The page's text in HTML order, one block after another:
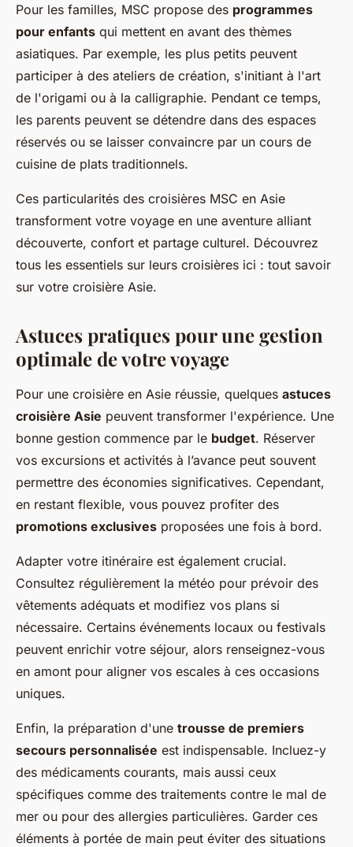
Pour les familles, MSC propose des programmes
pour enfants qui mettent en avant des thèmes
asiatiques. Par exemple, les plus petits peuvent
participer à des ateliers de création, s'initiant à l'art
de l'origami ou à la calligraphie. Pendant ce temps,
les parents peuvent se détendre dans des espaces
réservés ou se laisser convaincre par un cours de
cuisine de plats traditionnels.
Ces particularités des croisières MSC en Asie
transforment votre voyage en une aventure alliant
découverte, confort et partage culturel. Découvrez
tous les essentiels sur leurs croisières ici : tout savoir
sur votre croisière Asie.
Astuces pratiques pour une gestion
optimale de votre voyage
Pour une croisière en Asie réussie, quelques astuces
croisière Asie peuvent transformer l'expérience. Une
bonne gestion commence par le budget. Réserver
vos excursions et activités à l’avance peut souvent
permettre des économies significatives. Cependant,
en restant flexible, vous pouvez profiter des
promotions exclusives proposées une fois à bord.
Adapter votre itinéraire est également crucial.
Consultez régulièrement la météo pour prévoir des
vêtements adéquats et modifiez vos plans si
nécessaire. Certains événements locaux ou festivals
peuvent enrichir votre séjour, alors renseignez-vous
en amont pour aligner vos escales à ces occasions
uniques.
Enfin, la préparation d'une trousse de premiers
secours personnalisée est indispensable. Incluez-y
des médicaments courants, mais aussi ceux
spécifiques comme des traitements contre le mal de
mer ou pour des allergies particulières. Garder ces
éléments à portée de main peut éviter des situations